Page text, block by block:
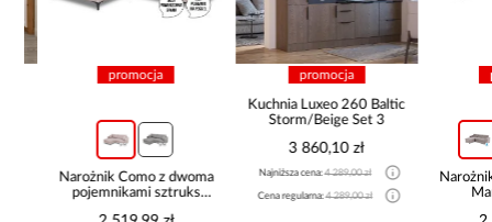
promocja
Narożnik Como z dwoma
pojemnikami sztruks
promocja
Kuchnia Luxeo 260 Baltic
Storm/Beige Set 3
3 860,10 zł
Najniższa cena:4 289,00 zł
Cena regularna:4 289,00 zł
Narożnik z